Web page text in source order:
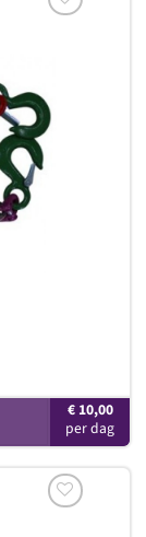
verlanglijst
€10,00